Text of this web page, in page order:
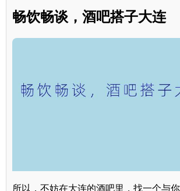
畅饮畅谈，酒吧搭子大连
所以，不妨在大连的酒吧里，找一个与